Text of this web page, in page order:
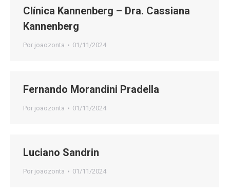
Clínica Kannenberg – Dra. Cassiana
Kannenberg
Por joaozonta 01/11/2024
Fernando Morandini Pradella
Por joaozonta 01/11/2024
Luciano Sandrin
Por joaozonta 01/11/2024